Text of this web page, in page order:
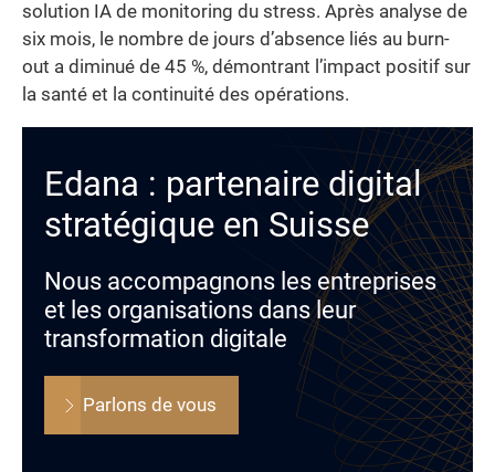
solution IA de monitoring du stress. Après analyse de
six mois, le nombre de jours d’absence liés au burn-
out a diminué de 45 %, démontrant l’impact positif sur
la santé et la continuité des opérations.
Edana : partenaire digital
stratégique en Suisse
Nous accompagnons les entreprises
et les organisations dans leur
transformation digitale
Parlons de vous